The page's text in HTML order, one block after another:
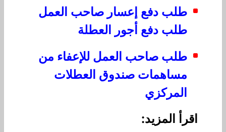
طلب دفع إعسار صاحب العمل
طلب دفع أجور العطلة
طلب صاحب العمل للإعفاء من
مساهمات صندوق العطلات
المركزي
اقرأ المزيد: